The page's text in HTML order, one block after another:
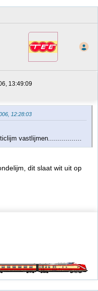
13:49:09
12:28:03
vastlijmen.................
dit slaat wit uit op